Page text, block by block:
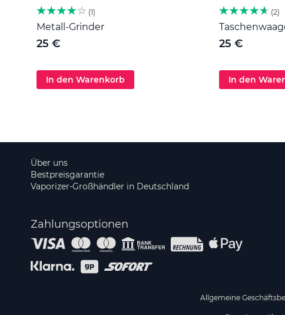
1
Metall-Grinder
25 €
In den Warenkorb
2
25 €
In den
Über uns
Bestpreisgarantie
Vaporizer-Großhändler in Deutschland
Zahlungsoptionen
Allgemeine